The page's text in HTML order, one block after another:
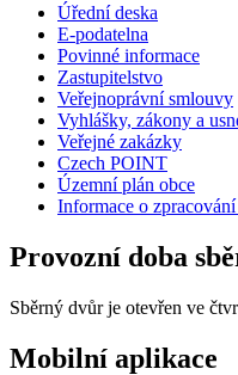
Úřední deska
E-podatelna
Povinné informace
Zastupitelstvo
Veřejnoprávní smlouvy
Vyhlášky, zákony a
Veřejné zakázky
Czech POINT
Územní plán obce
Informace o
Provozní doba
Sběrný dvůr je otevřen ve
Mobilní aplikace